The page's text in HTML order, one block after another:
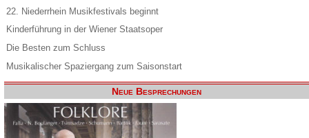
22. Niederrhein Musikfestivals beginnt
Kinderführung in der Wiener Staatsoper
Die Besten zum Schluss
Musikalischer Spaziergang zum Saisonstart
Neue Besprechungen